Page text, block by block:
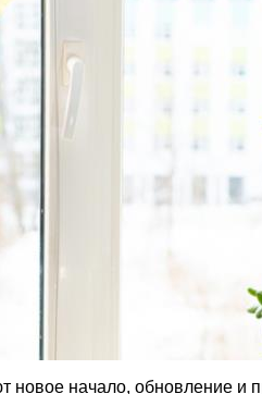
новое начало, обновление и